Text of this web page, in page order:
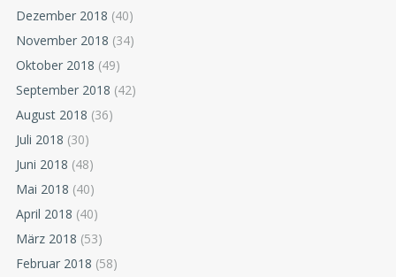
Dezember 2018 (40)
November 2018 (34)
Oktober 2018 (49)
September 2018 (42)
August 2018 (36)
Juli 2018 (30)
Juni 2018 (48)
Mai 2018 (40)
April 2018 (40)
März 2018 (53)
Februar 2018 (58)